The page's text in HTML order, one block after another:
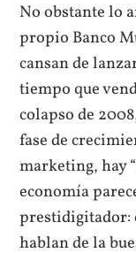
No obstante lo
propio Banco
cansan de
tiempo que
colapso de
fase de
marketing, hay
economía
prestidigitador:
hablan de la